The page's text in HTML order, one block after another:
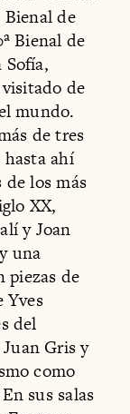
Bienal de
Bienal de
Sofía,
de
mundo.
de tres
hasta ahí
de los más
XX,
y Joan
una
piezas de
Yves
del
Gris y
como
sus salas